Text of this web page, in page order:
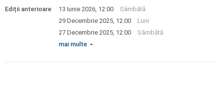
Ediții anterioare 13 Iunie 2026, 12:00
Sâmbătă
29 Decembrie 2025, 12:00
Luni
27 Decembrie 2025, 12:00
Sâmbătă
mai multe